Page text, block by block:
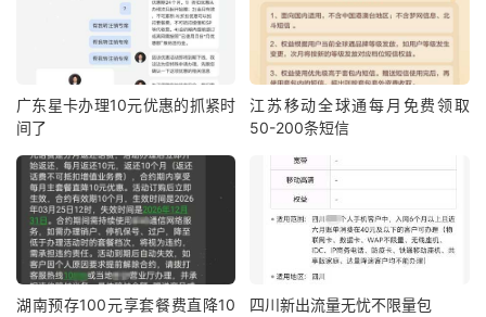
广东星卡办理10元优惠的抓紧时
间了
江苏移动全球通每月免费领取
50-200条短信
湖南预存100元享套餐费直降10
四川新出流量无忧不限量包